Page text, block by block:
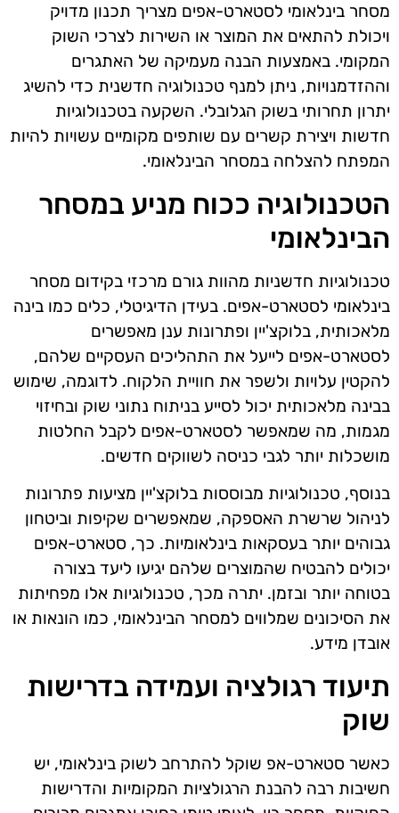
מסחר בינלאומי לסטארט-אפים מצריך תכנון מדויק
ויכולת להתאים את המוצר או השירות לצרכי השוק
המקומי. באמצעות הבנה מעמיקה של האתגרים
וההזדמנויות, ניתן למנף טכנולוגיה חדשנית כדי להשיג
יתרון תחרותי בשוק הגלובלי. השקעה בטכנולוגיות
חדשות ויצירת קשרים עם שותפים מקומיים עשויות להיות
המפתח להצלחה במסחר הבינלאומי.
הטכנולוגיה ככוח מניע במסחר
הבינלאומי
טכנולוגיות חדשניות מהוות גורם מרכזי בקידום מסחר
בינלאומי לסטארט-אפים. בעידן הדיגיטלי, כלים כמו בינה
מלאכותית, בלוקצ'יין ופתרונות ענן מאפשרים
לסטארט-אפים לייעל את התהליכים העסקיים שלהם,
להקטין עלויות ולשפר את חוויית הלקוח. לדוגמה, שימוש
בבינה מלאכותית יכול לסייע בניתוח נתוני שוק ובחיזוי
מגמות, מה שמאפשר לסטארט-אפים לקבל החלטות
מושכלות יותר לגבי כניסה לשווקים חדשים.
בנוסף, טכנולוגיות מבוססות בלוקצ'יין מציעות פתרונות
לניהול שרשרת האספקה, שמאפשרים שקיפות וביטחון
גבוהים יותר בעסקאות בינלאומיות. כך, סטארט-אפים
יכולים להבטיח שהמוצרים שלהם יגיעו ליעד בצורה
בטוחה יותר ובזמן. יתרה מכך, טכנולוגיות אלו מפחיתות
את הסיכונים שמלווים למסחר הבינלאומי, כמו הונאות או
אובדן מידע.
תיעוד רגולציה ועמידה בדרישות
שוק
כאשר סטארט-אפ שוקל להתרחב לשוק בינלאומי, יש
חשיבות רבה להבנת הרגולציות המקומיות והדרישות